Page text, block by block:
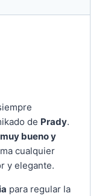
de Prady.
muy bueno y
cualquier
y elegante.
para regular la